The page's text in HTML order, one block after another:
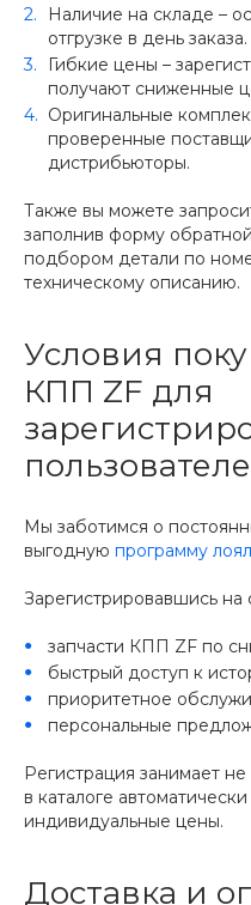
Наличие на складе –
отгрузке в день заказа.
Гибкие цены –
получают сниженные
Оригинальные
проверенные
дистрибьюторы.
Также вы можете
заполнив форму
подбором детали по
техническому описанию.
Условия
КПП ZF для
Мы заботимся о
выгодную программу
Зарегистрировавшись на
запчасти КПП ZF по
быстрый доступ к
приоритетное
персональные
Регистрация занимает
в каталоге
индивидуальные цены.
Доставка и